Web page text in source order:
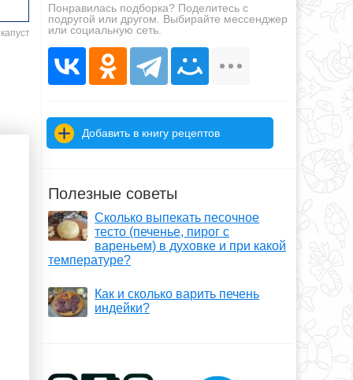
Понравилась подборка? Поделитесь с
подругой или другом. Выбирайте мессенджер
или социальную сеть.
Добавить в книгу рецептов
Полезные советы
Сколько выпекать песочное
тесто (печенье, пирог с
вареньем) в духовке и при какой
температуре?
Как и сколько варить печень
индейки?